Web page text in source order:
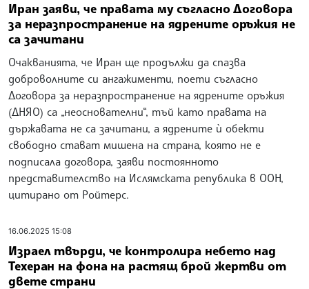
Иран заяви, че правата му съгласно Договора
за неразпространение на ядрените оръжия не
са зачитани
Очакванията, че Иран ще продължи да спазва
доброволните си ангажименти, поети съгласно
Договора за неразпространение на ядрените оръжия
(ДНЯО) са „неоснователни“, тъй като правата на
държавата не са зачитани, а ядрените ѝ обекти
свободно стават мишена на страна, която не е
подписала договора, заяви постоянното
представителство на Ислямската република в ООН,
цитирано от Ройтерс.
16.06.2025 15:08
Израел твърди, че контролира небето над
Техеран на фона на растящ брой жертви от
двете страни